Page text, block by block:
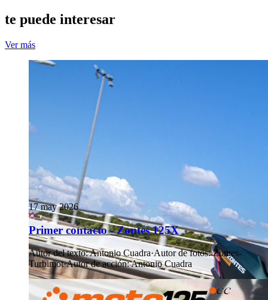
te puede interesar
Ver más
17 may 2026
Primer contacto - Zontes 125X
Autor del texto:Antonio Cuadra·Autor de fotos: Zontes-
Turbimot·Autor de acción:Antonio Cuadra